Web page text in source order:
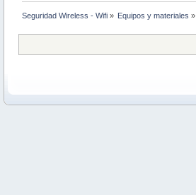
Seguridad Wireless - Wifi » Equipos y materiales »